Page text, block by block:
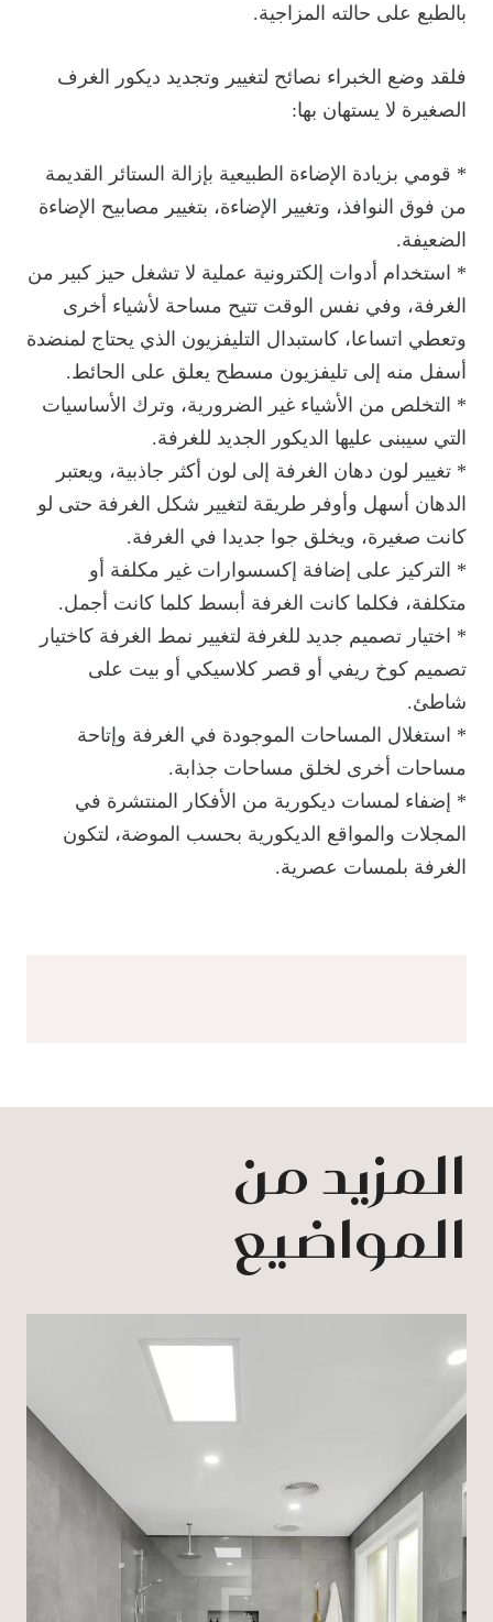
بالطبع على حالته المزاجية.
فلقد وضع الخبراء نصائح لتغيير وتجديد ديكور الغرف
الصغيرة لا يستهان بها:
* قومي بزيادة الإضاءة الطبيعية بإزالة الستائر القديمة
من فوق النوافذ، وتغيير الإضاءة، بتغيير مصابيح الإضاءة
الضعيفة.
* استخدام أدوات إلكترونية عملية لا تشغل حيز كبير من
الغرفة، وفي نفس الوقت تتيح مساحة لأشياء أخرى
وتعطي اتساعا، كاستبدال التليفزيون الذي يحتاج لمنضدة
أسفل منه إلى تليفزيون مسطح يعلق على الحائط.
* التخلص من الأشياء غير الضرورية، وترك الأساسيات
التي سيبنى عليها الديكور الجديد للغرفة.
* تغيير لون دهان الغرفة إلى لون أكثر جاذبية، ويعتبر
الدهان أسهل وأوفر طريقة لتغيير شكل الغرفة حتى لو
كانت صغيرة، ويخلق جوا جديدا في الغرفة.
* التركيز على إضافة إكسسوارات غير مكلفة أو
متكلفة، فكلما كانت الغرفة أبسط كلما كانت أجمل.
* اختيار تصميم جديد للغرفة لتغيير نمط الغرفة كاختيار
تصميم كوخ ريفي أو قصر كلاسيكي أو بيت على
شاطئ.
* استغلال المساحات الموجودة في الغرفة وإتاحة
مساحات أخرى لخلق مساحات جذابة.
* إضفاء لمسات ديكورية من الأفكار المنتشرة في
المجلات والمواقع الديكورية بحسب الموضة، لتكون
الغرفة بلمسات عصرية.
المزيد من
المواضيع